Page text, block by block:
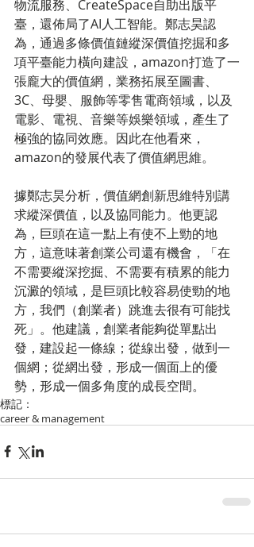
物流服務、CreateSpace自助出版平
臺，還佈局了AI人工智能。鄭志昊認
為，通過多條價值鏈縱深價值挖掘和多
項平臺能力橫向建設，amazon打造了一
張龐大的價值網，業務拓展至圖書、
3C、母嬰、服飾等零售電商領域，以及
電影、電視、音樂等娛樂領域，產生了
極強的協同效應。因此在他看來，
amazon的發展代表了價值網思維。
據鄭志昊分析，價值網創新思維特別講
求縱深價值，以及協同能力。他更認
為，巨頭在這一點上有使不上勁的地
方，這意味著創業公司還有機會，「在
不需要縱深挖掘、不需要有積累的能力
沉澱的領域，是巨頭比較容易使勁的地
方，我們（創業者）跳進去很有可能找
死」。他建議，創業者能夠從單點出
發，建設起一條線；從線出發，做到一
個網；從網出發，形成一個面上的優
勢，形成一個多角度的成長空間。
標記：
career & management